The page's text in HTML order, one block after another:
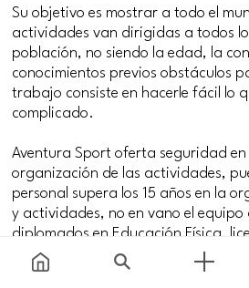
Su objetivo es mostrar a todo el
actividades van dirigidas a todos
población, no siendo la edad, la
conocimientos previos obstáculos
trabajo consiste en hacerle fácil lo
complicado.
Aventura Sport oferta seguridad
organización de las actividades,
personal supera los 15 años en la
y actividades, no en vano el
diplomados en Educación Física,
de la Actividad Física y del
superior en Animación de